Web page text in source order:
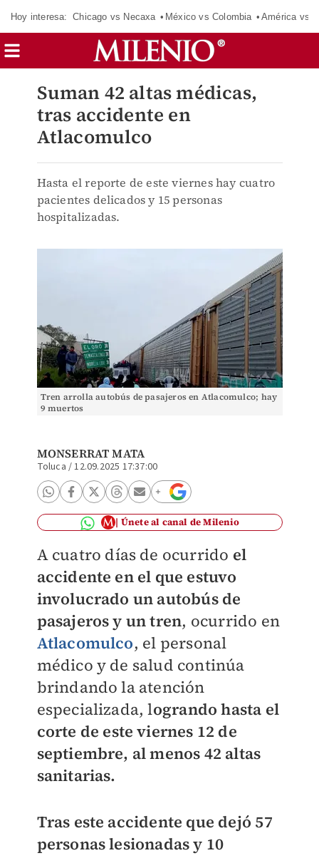
Hoy interesa: Chicago vs Necaxa México vs Colombia América vs
Suman 42 altas médicas,
tras accidente en
Atlacomulco
Hasta el reporte de este viernes hay cuatro
pacientes delicados y 15 personas
hospitalizadas.
Tren arrolla autobús de pasajeros en Atlacomulco; hay
9 muertos
MONSERRAT MATA
Toluca /12.09.2025 17:37:00
Únete al canal de Milenio
A cuatro días de ocurrido el
accidente en el que estuvo
involucrado un autobús de
pasajeros y un tren, ocurrido en
Atlacomulco, el personal
médico y de salud continúa
brindando la atención
especializada, logrando hasta el
corte de este viernes 12 de
septiembre, al menos 42 altas
sanitarias.
Tras este accidente que dejó 57
personas lesionadas y 10